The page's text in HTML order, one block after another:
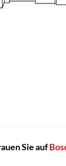
Sie auf